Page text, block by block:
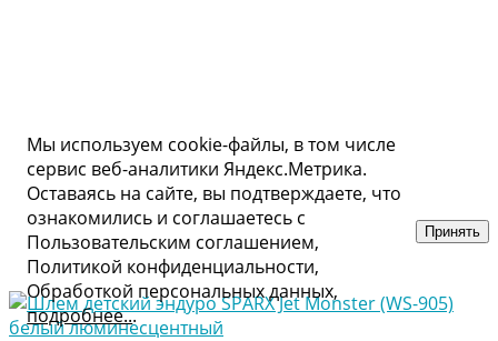
Мы используем cookie-файлы, в том числе
сервис веб-аналитики Яндекс.Метрика.
Оставаясь на сайте, вы подтверждаете, что
ознакомились и соглашаетесь с
Пользовательским соглашением,
Политикой конфиденциальности,
Обработкой персональных данных,
подробнее...
Принять